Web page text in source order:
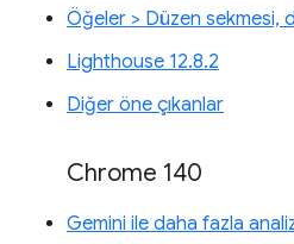
Öğeler > Düzen sekmesi,
Lighthouse 12.8.2
Diğer öne çıkanlar
Chrome 140
Gemini ile daha fazla